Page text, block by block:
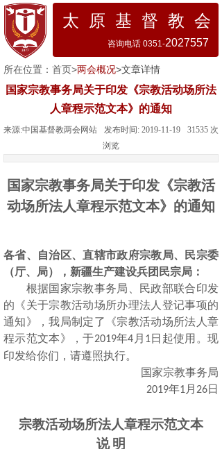
太 原 基 督 教 会
咨询电话 0351-2027557
所在位置： 首页>两会概况>文章详情
国家宗教事务局关于印发《宗教活动场所法
人章程示范文本》的通知
来源:中国基督教两会网站 发布时间: 2019-11-19 31535 次
浏览
国家宗教事务局关于印发《宗教活
动场所法人章程示范文本》的通知
各省、自治区、直辖市政府宗教局、民宗委
（厅、局），新疆生产建设兵团民宗局：
根据国家宗教事务局、民政部联合印发
的《关于宗教活动场所办理法人登记事项的
通知》，我局制定了《宗教活动场所法人章
程示范文本》，于2019年4 月 1日起使用。现
印发给你们，请遵照执行。
国家宗教事务局
2019年1月 26日
宗教活动场所法人章程示范文本
说 明